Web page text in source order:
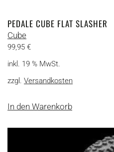
PEDALE CUBE FLAT SLASHER
Cube
99,95 €
inkl. 19 % MwSt.
zzgl. Versandkosten
In den Warenkorb